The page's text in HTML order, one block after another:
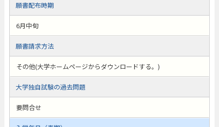
願書配布時期
6月中旬
願書請求方法
その他(大学ホームページからダウンロードする。)
大学独自試験の過去問題
要問合せ